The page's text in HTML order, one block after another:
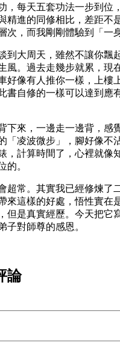
，每天五套功法一步到位
精進的同修相比，差距不
次，而我剛剛體驗到「一
到大周天，雖然不讓你飄
風。過去走幾步就累，現
好像有人推你一樣，上樓
書自修的一樣可以達到應
下來，一邊走一邊背，感
「凌波微步」，腳好像不
，計算時間了，心裡就像
的。
超常。其實我已經修煉了
來這樣的好處，悟性實在
但是真實經歷。今天把它
子對師尊的感恩。
論